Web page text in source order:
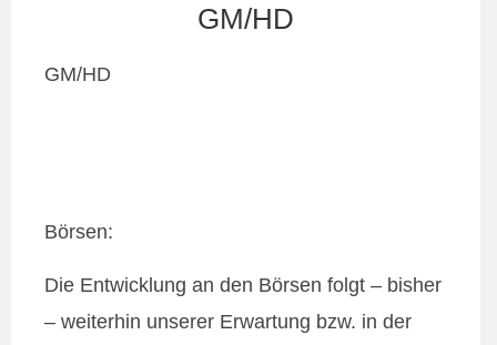
GM/HD
GM/HD
Börsen:
Die Entwicklung an den Börsen folgt – bisher
– weiterhin unserer Erwartung bzw. in der